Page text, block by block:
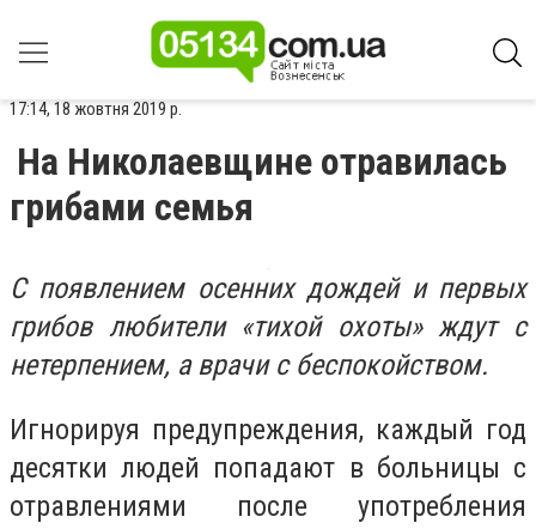
17:14, 18 жовтня 2019 р.
На Николаевщине отравилась
грибами семья
С появлением осенних дождей и первых
грибов любители «тихой охоты» ждут с
нетерпением, а врачи с беспокойством.
Игнорируя предупреждения, каждый год
десятки людей попадают в больницы с
отравлениями после употребления